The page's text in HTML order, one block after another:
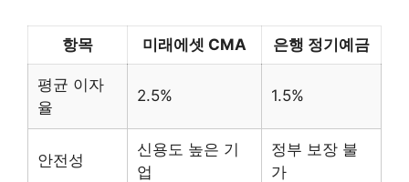
항목 미래에셋 CMA 은행 정기예금
평균 이자
율
2.5% 1.5%
안전성
신용도 높은 기
업
정부 보장 불
가